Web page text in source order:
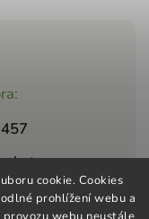
cookie. Cookies
prohlížení webu a